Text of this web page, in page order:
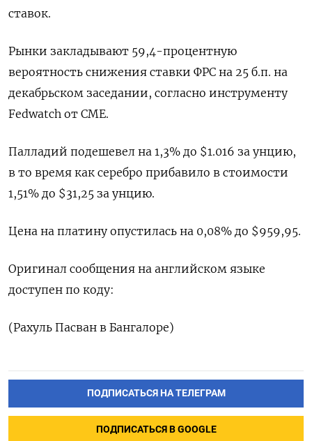
ставок.
Рынки закладывают 59,4-процентную
вероятность снижения ставки ФРС на 25 б.п. на
декабрьском заседании, согласно инструменту
Fedwatch от CME.
Палладий подешевел на 1,3% до $1.016 за унцию,
в то время как серебро прибавило в стоимости
1,51% до $31,25 за унцию.
Цена на платину опустилась на 0,08% до $959,95.
Оригинал сообщения на английском языке
доступен по коду:
(Рахуль Пасван в Бангалоре)
ПОДПИСАТЬСЯ НА ТЕЛЕГРАМ
ПОДПИСАТЬСЯ В GOOGLE